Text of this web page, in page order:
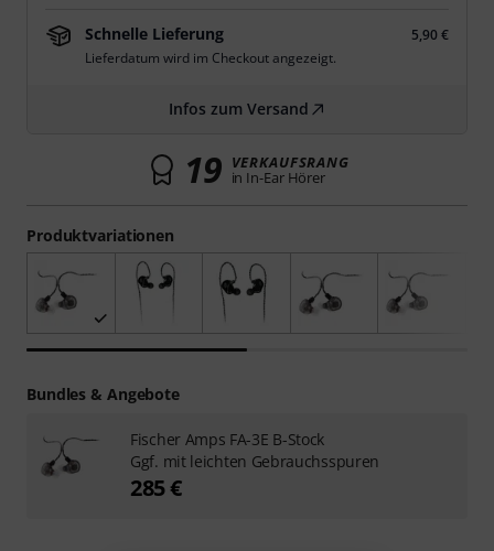
Produktvariationen
Schnelle Lieferung
5,90 €
Lieferdatum wird im Checkout angezeigt.
Infos zum Versand
19 VERKAUFSRANG
in In-Ear Hörer
Bundles & Angebote
Fischer Amps FA-3E B-Stock
Ggf. mit leichten Gebrauchsspuren
285 €